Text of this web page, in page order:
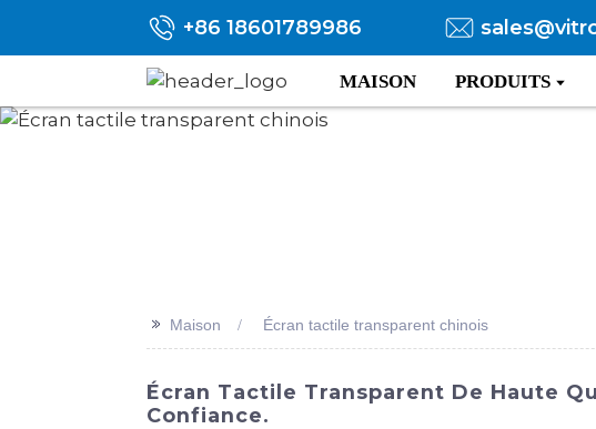
+86 18601789986
MAISON PRODUITS
>> Maison Écran tactile transparent chinois
Écran Tactile Transparent De Haute
Confiance.